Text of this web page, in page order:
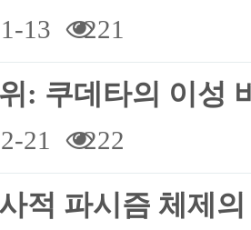
13 221
: 쿠데타의 이성
21 222
적 파시즘 체제